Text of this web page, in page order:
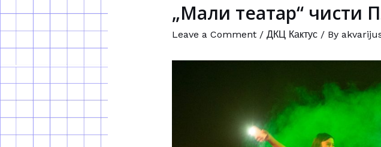
„Мали театар“ чисти
Leave a Comment / ДКЦ Кактус/ By